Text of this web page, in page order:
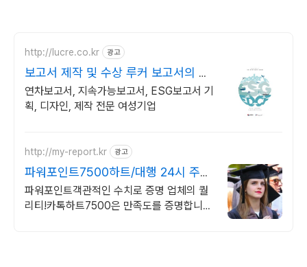
http://lucre.co.kr 광고
보고서 제작 및 수상 루커 보고서의 명
가
연차보고서, 지속가능보고서, ESG보고서 기
획, 디자인, 제작 전문 여성기업
http://my-report.kr 광고
파워포인트7500하트/대행 24시 주말
상담 가능 저렴
파워포인트객관적인 수치로 증명 업체의 퀄
리티!카톡하트7500은 만족도를 증명합니다